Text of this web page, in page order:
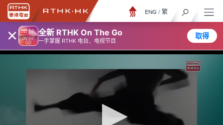
× 全新 RTHK On The Go
一手掌握 RTHK 电台、电视节目
取得
ENG / 繁